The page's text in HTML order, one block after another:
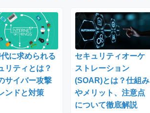
代に求められる
リティとは？
サイバー攻撃
ンドと対策
セキュリティオーケ
ストレーション
(SOAR)とは？仕組み
やメリット、注意点
について徹底解説